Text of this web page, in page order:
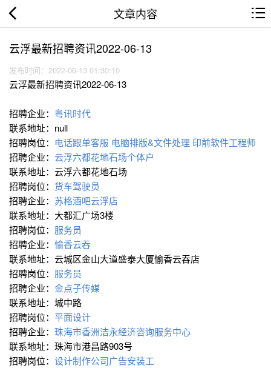
文章内容
云浮最新招聘资讯2022-06-13
发布时间：2022-06-13 01:30:10
云浮最新招聘资讯2022-06-13
招聘企业： 粤讯时代
联系地址：null
招聘岗位： 电话跟单客服 电脑排版&文件处理 印前软件工程师
招聘企业： 云浮六都花地石场个体户
联系地址：云浮六都花地石场
招聘岗位： 货车驾驶员
招聘企业： 苏格酒吧云浮店
联系地址：大都汇广场3楼
招聘岗位： 服务员
招聘企业： 愉香云吞
联系地址：云城区金山大道盛泰大厦愉香云吞店
招聘岗位： 服务员
招聘企业： 金点子传媒
联系地址：城中路
招聘岗位： 平面设计
招聘企业： 珠海市香洲洁永经济咨询服务中心
联系地址：珠海市港昌路903号
招聘岗位： 设计制作公司广告安装工